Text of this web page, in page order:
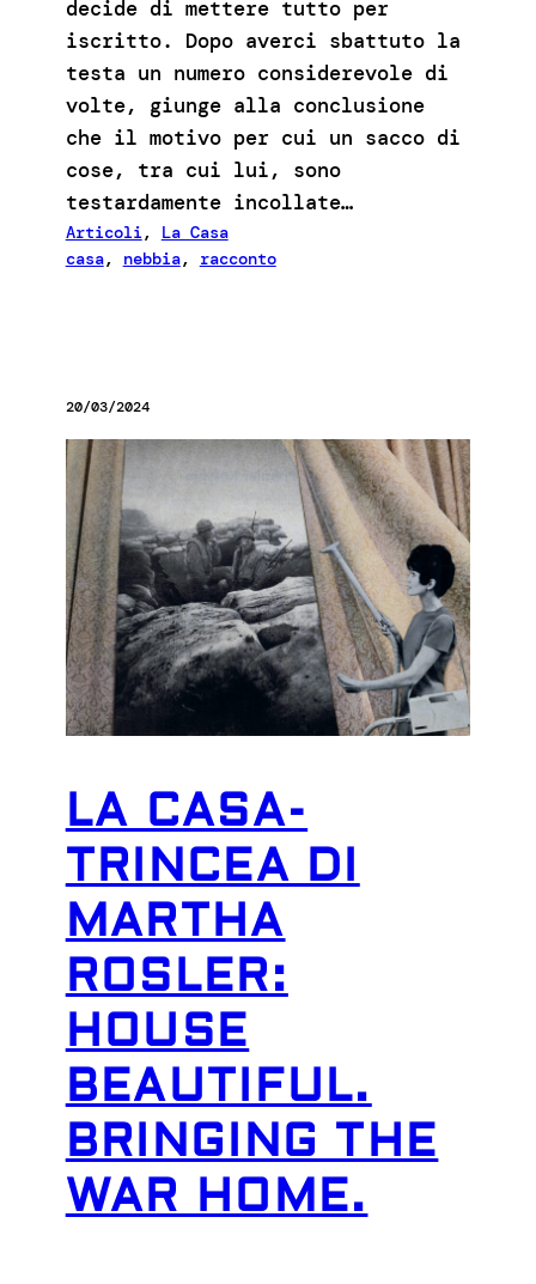
decide di mettere tutto per
iscritto. Dopo averci sbattuto la
testa un numero considerevole di
volte, giunge alla conclusione
che il motivo per cui un sacco di
cose, tra cui lui, sono
testardamente incollate…
Articoli, La Casa
casa, nebbia, racconto
20/03/2024
LA CASA-
TRINCEA DI
MARTHA
ROSLER:
HOUSE
BEAUTIFUL.
BRINGING THE
WAR HOME.